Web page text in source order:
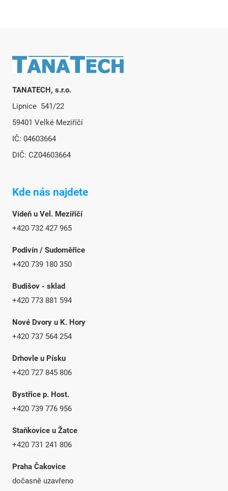
Zápatí
TANATECH, s.r.o.
Lipnice 541/22
59401 Velké Meziříčí
IČ: 04603664
DIČ: CZ04603664
Kde nás najdete
Vídeň u Vel. Meziříčí
+420 732 427 965
Podivín / Sudoměřice
+420 739 180 350
Budišov - sklad
+420 773 881 594
Nové Dvory u K. Hory
+420 737 564 254
Drhovle u Písku
+420 727 845 806
Bystřice p. Host.
+420 739 776 956
Staňkovice u Žatce
+420 731 241 806
Praha Čakovice
dočasně uzavřeno